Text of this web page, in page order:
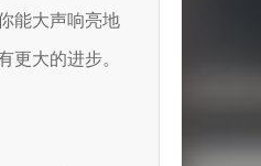
能大声响亮地
大的进步。